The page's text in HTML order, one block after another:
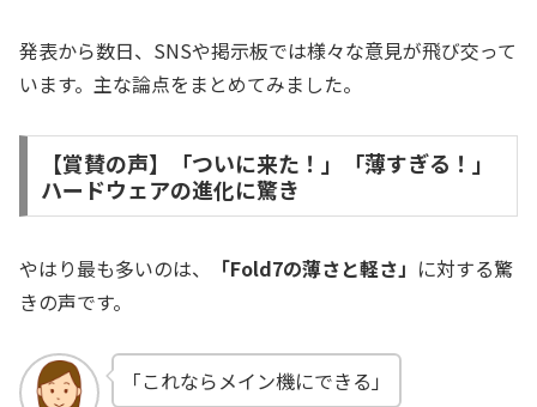
発表から数日、SNSや掲示板では様々な意見が飛び交って
います。主な論点をまとめてみました。
【賞賛の声】「ついに来た！」「薄すぎる！」
ハードウェアの進化に驚き
やはり最も多いのは、 「Fold7の薄さと軽さ」 に対する驚
きの声です。
「これならメイン機にできる」